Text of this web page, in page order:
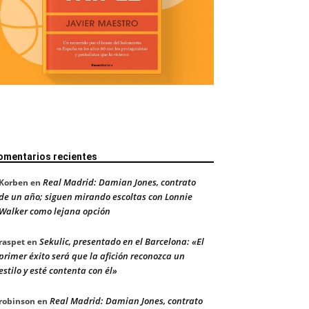
recientes
en Real Madrid: Damian Jones, contrato
un año; siguen mirando escoltas con Lonnie
como lejana opción
en Sekulic, presentado en el Barcelona: «El
éxito será que la afición reconozca un
y esté contenta con él»
en Real Madrid: Damian Jones, contrato